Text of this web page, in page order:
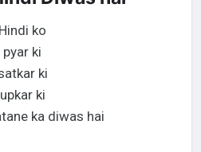
Hindi ko
pyar ki
ki
upkar ki
ka diwas hai